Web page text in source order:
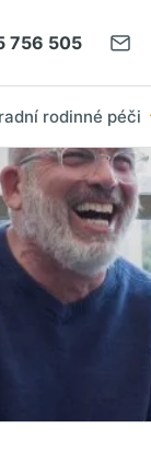
756 505
rodinné péči